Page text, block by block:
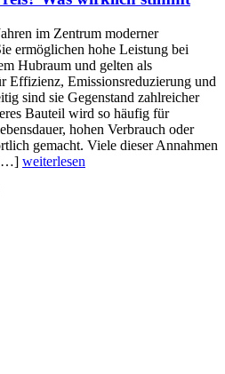
im Zentrum moderner
ermöglichen hohe Leistung bei
Hubraum und gelten als
Effizienz, Emissionsreduzierung und
sind sie Gegenstand zahlreicher
Bauteil wird so häufig für
hohen Verbrauch oder
gemacht. Viele dieser Annahmen
[…] weiterlesen